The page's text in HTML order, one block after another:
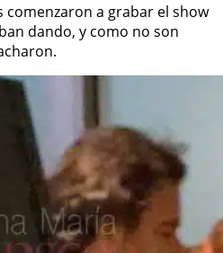
comenzaron a grabar el show
dando, y como no son